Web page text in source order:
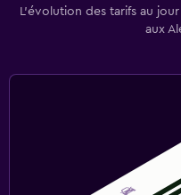
L’évolution des tarifs au
aux